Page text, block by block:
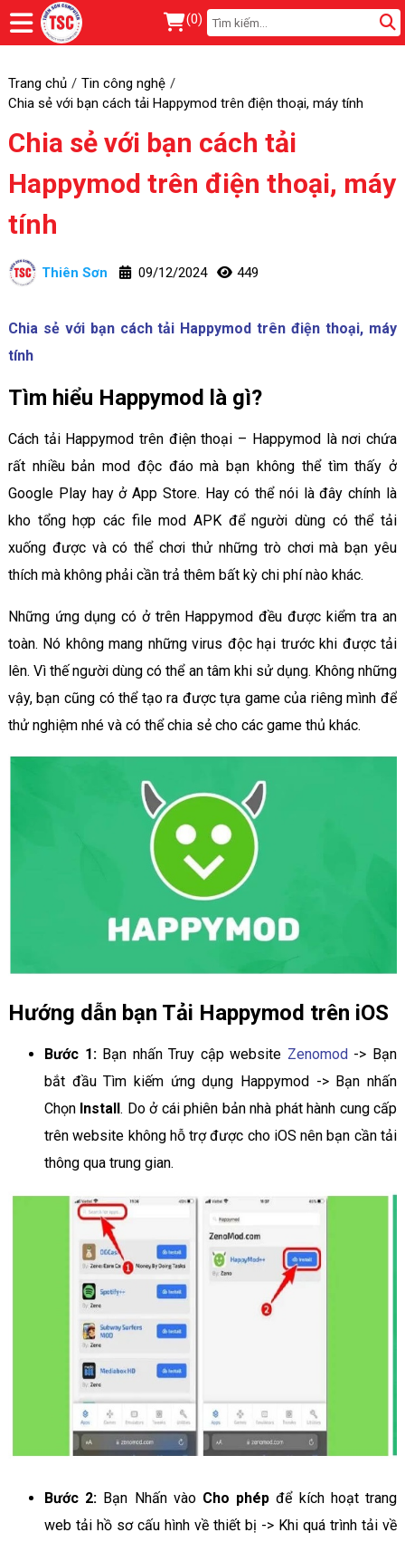
(0)
Trang chủ
Tin công nghệ
Chia sẻ với bạn cách tải Happymod trên điện thoại, máy tính
Chia sẻ với bạn cách tải
Happymod trên điện thoại, máy
tính
Thiên Sơn 09/12/2024 449
Chia sẻ với bạn cách tải Happymod trên điện thoại, máy
tính
Tìm hiểu Happymod là gì?
Cách tải Happymod trên điện thoại – Happymod là nơi chứa
rất nhiều bản mod độc đáo mà bạn không thể tìm thấy ở
Google Play hay ở App Store. Hay có thể nói là đây chính là
kho tổng hợp các file mod APK để người dùng có thể tải
xuống được và có thể chơi thử những trò chơi mà bạn yêu
thích mà không phải cần trả thêm bất kỳ chi phí nào khác.
Những ứng dụng có ở trên Happymod đều được kiểm tra an
toàn. Nó không mang những virus độc hại trước khi được tải
lên. Vì thế người dùng có thể an tâm khi sử dụng. Không những
vậy, bạn cũng có thể tạo ra được tựa game của riêng mình để
thử nghiệm nhé và có thể chia sẻ cho các game thủ khác.
Hướng dẫn bạn Tải Happymod trên iOS
Bước 1:Bạn nhấn Truy cập website Zenomod -> Bạn
bắt đầu Tìm kiếm ứng dụng Happymod -> Bạn nhấn
Chọn Install. Do ở cái phiên bản nhà phát hành cung cấp
trên website không hỗ trợ được cho iOS nên bạn cần tải
thông qua trung gian.
Bước 2: Bạn Nhấn vào Cho phép để kích hoạt trang
web tải hồ sơ cấu hình về thiết bị -> Khi quá trình tải về